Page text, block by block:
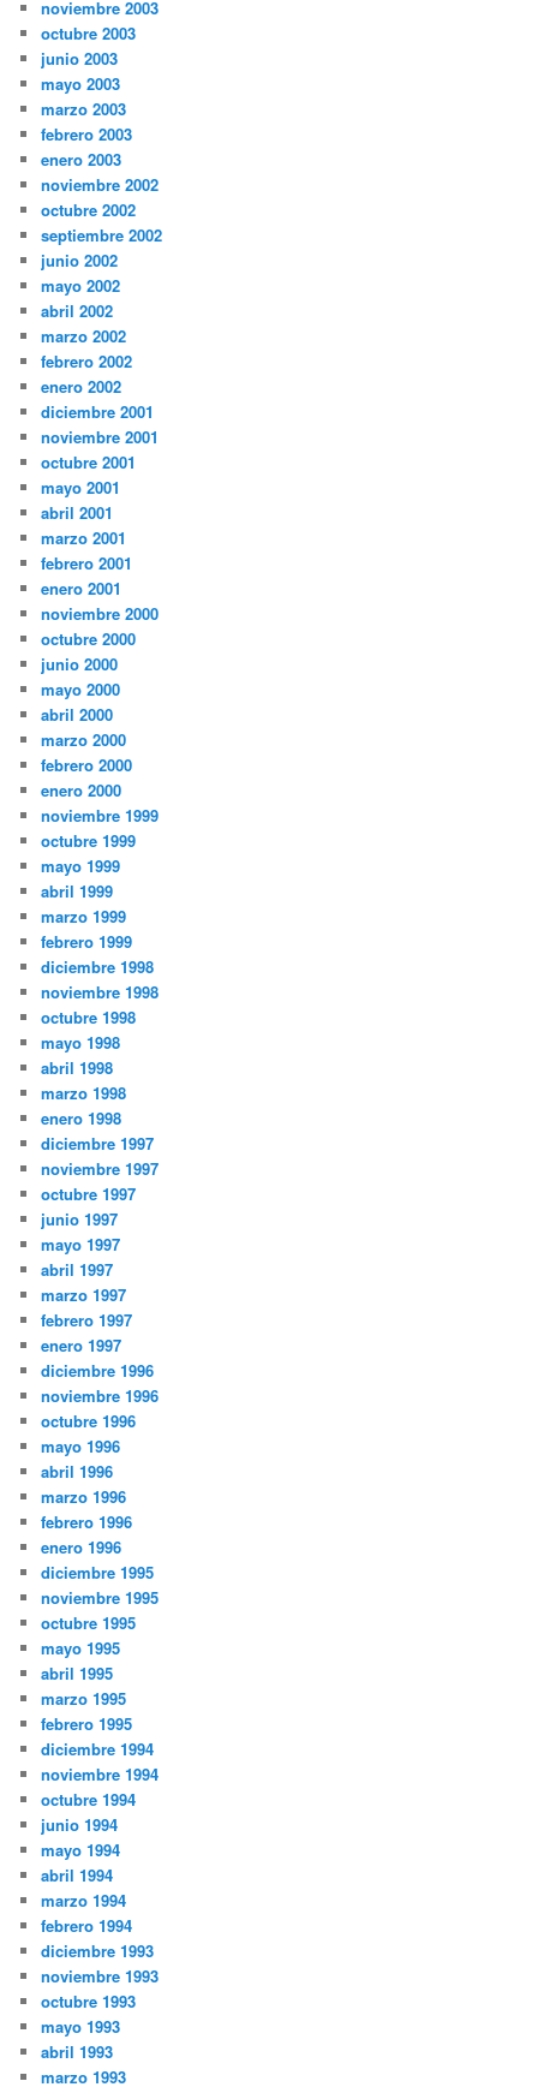
noviembre 2003
octubre 2003
junio 2003
mayo 2003
marzo 2003
febrero 2003
enero 2003
noviembre 2002
octubre 2002
septiembre 2002
junio 2002
mayo 2002
abril 2002
marzo 2002
febrero 2002
enero 2002
diciembre 2001
noviembre 2001
octubre 2001
mayo 2001
abril 2001
marzo 2001
febrero 2001
enero 2001
noviembre 2000
octubre 2000
junio 2000
mayo 2000
abril 2000
marzo 2000
febrero 2000
enero 2000
noviembre 1999
octubre 1999
mayo 1999
abril 1999
marzo 1999
febrero 1999
diciembre 1998
noviembre 1998
octubre 1998
mayo 1998
abril 1998
marzo 1998
enero 1998
diciembre 1997
noviembre 1997
octubre 1997
junio 1997
mayo 1997
abril 1997
marzo 1997
febrero 1997
enero 1997
diciembre 1996
noviembre 1996
octubre 1996
mayo 1996
abril 1996
marzo 1996
febrero 1996
enero 1996
diciembre 1995
noviembre 1995
octubre 1995
mayo 1995
abril 1995
marzo 1995
febrero 1995
diciembre 1994
noviembre 1994
octubre 1994
junio 1994
mayo 1994
abril 1994
marzo 1994
febrero 1994
diciembre 1993
noviembre 1993
octubre 1993
mayo 1993
abril 1993
marzo 1993